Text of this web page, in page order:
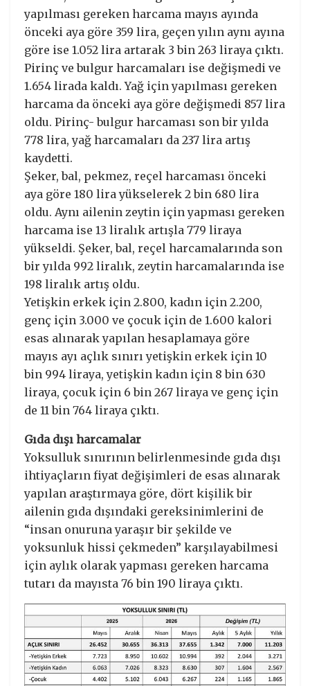
yapılması gereken harcama mayıs ayında
önceki aya göre 359 lira, geçen yılın aynı ayına
göre ise 1.052 lira artarak 3 bin 263 liraya çıktı.
Pirinç ve bulgur harcamaları ise değişmedi ve
1.654 lirada kaldı. Yağ için yapılması gereken
harcama da önceki aya göre değişmedi 857 lira
oldu. Pirinç- bulgur harcaması son bir yılda
778 lira, yağ harcamaları da 237 lira artış
kaydetti.
Şeker, bal, pekmez, reçel harcaması önceki
aya göre 180 lira yükselerek 2 bin 680 lira
oldu. Aynı ailenin zeytin için yapması gereken
harcama ise 13 liralık artışla 779 liraya
yükseldi. Şeker, bal, reçel harcamalarında son
bir yılda 992 liralık, zeytin harcamalarında ise
198 liralık artış oldu.
Yetişkin erkek için 2.800, kadın için 2.200,
genç için 3.000 ve çocuk için de 1.600 kalori
esas alınarak yapılan hesaplamaya göre
mayıs ayı açlık sınırı yetişkin erkek için 10
bin 994 liraya, yetişkin kadın için 8 bin 630
liraya, çocuk için 6 bin 267 liraya ve genç için
de 11 bin 764 liraya çıktı.
Gıda dışı harcamalar
Yoksulluk sınırının belirlenmesinde gıda dışı
ihtiyaçların fiyat değişimleri de esas alınarak
yapılan araştırmaya göre, dört kişilik bir
ailenin gıda dışındaki gereksinimlerini de
“insan onuruna yaraşır bir şekilde ve
yoksunluk hissi çekmeden” karşılayabilmesi
için aylık olarak yapması gereken harcama
tutarı da mayısta 76 bin 190 liraya çıktı.